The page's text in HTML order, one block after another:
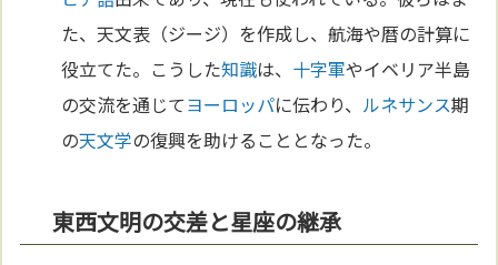
た、天文表（ジージ）を作成し、航海や暦の計算に
役立てた。こうした知識は、 十字軍やイベリア半島
の交流を通じてヨーロッパに伝わり、 ルネサンス期
の天文学の復興を助けることとなった。
東西文明の交差と星座の継承